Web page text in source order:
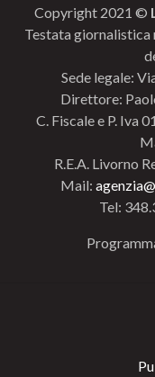
Copyright 2021 ©
Testata giornalistica
Sede legale:
Direttore:
C. Fiscale e P. Iva
R.E.A. Livorno
Mail:
Tel: